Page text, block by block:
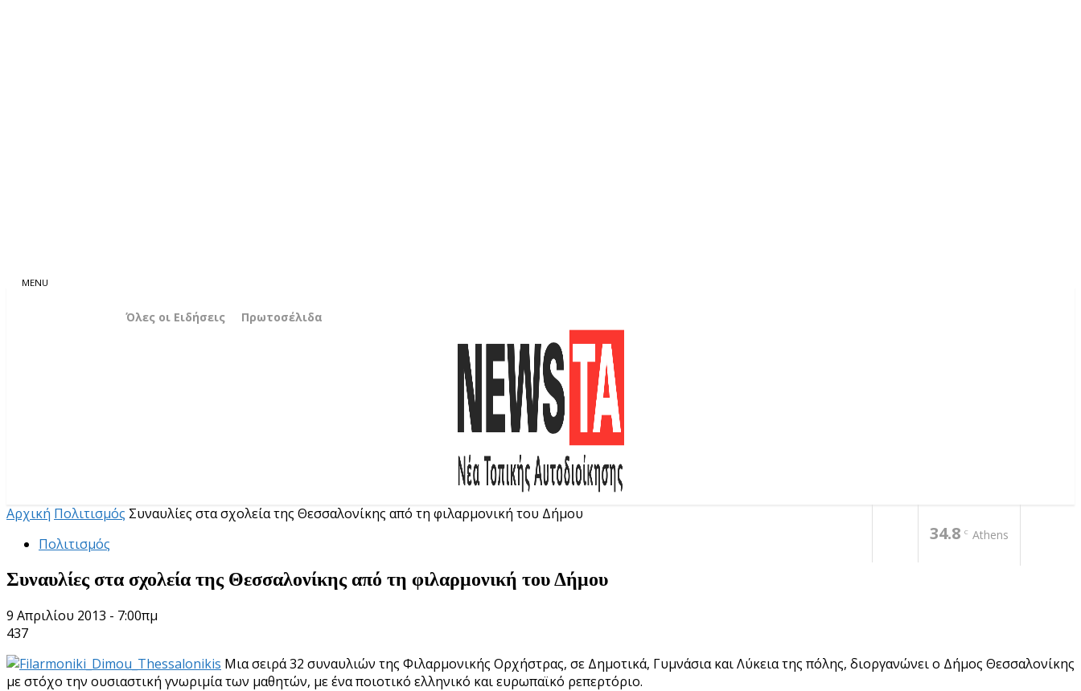
Όλες οι Ειδήσεις Πρωτοσέλιδα
34.8 C Athens
Αρχική Πολιτισμός Συναυλίες στα σχολεία της Θεσσαλονίκης από τη φιλαρμονική του Δήμου
Πολιτισμός
Συναυλίες στα σχολεία της Θεσσαλονίκης από τη φιλαρμονική του Δήμου
9 Απριλίου 2013 - 7:00πμ
437
Μια σειρά 32 συναυλιών της Φιλαρμονικής Ορχήστρας, σε Δημοτικά, Γυμνάσια και Λύκεια της πόλης, διοργανώνει ο Δήμος Θεσσαλονίκης
με στόχο την ουσιαστική γνωριμία των μαθητών, με ένα ποιοτικό ελληνικό και ευρωπαϊκό ρεπερτόριο.